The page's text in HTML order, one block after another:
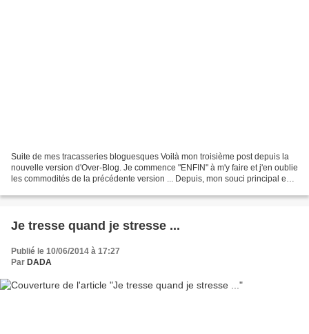
Suite de mes tracasseries bloguesques Voilà mon troisième post depuis la
nouvelle version d'Over-Blog. Je commence "ENFIN" à m'y faire et j'en oublie
les commodités de la précédente version ... Depuis, mon souci principal est
Je tresse quand je stresse ...
Publié le 10/06/2014 à 17:27
Par DADA